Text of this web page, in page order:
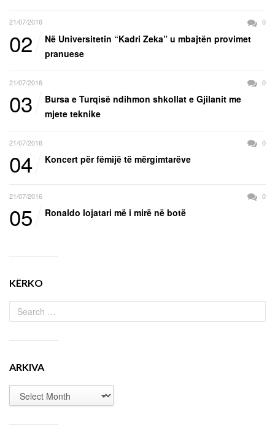
21/07/2016 0
02
Në Universitetin “Kadri Zeka” u mbajtën provimet
pranuese
21/07/2016 0
03
Bursa e Turqisë ndihmon shkollat e Gjilanit me
mjete teknike
21/07/2016 0
04 Koncert për fëmijë të mërgimtarëve
21/07/2016 0
05 Ronaldo lojatari më i mirë në botë
KËRKO
ARKIVA